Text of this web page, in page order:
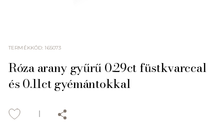
TERMÉKKÓD:165073
Róza arany gyűrű 0.29ct füstkvarccal
és 0.11ct gyémántokkal